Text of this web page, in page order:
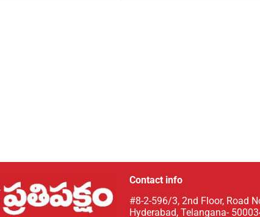
Contact info
#8-2-596/3, 2nd Floor, Road
Hyderabad, Telangana-